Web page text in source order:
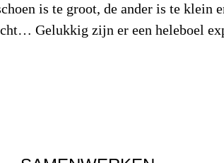
is te groot, de ander is te klein
Gelukkig zijn er een heleboel